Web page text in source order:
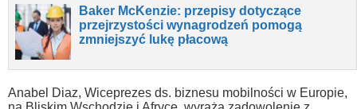
Baker McKenzie: przepisy dotyczące
przejrzystości wynagrodzeń pomogą
zmniejszyć lukę płacową
Anabel Diaz, Wiceprezes ds. biznesu mobilności w Europie,